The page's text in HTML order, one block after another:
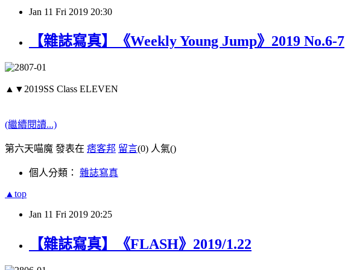
Jan 11 Fri 2019 20:30
【雜誌寫真】《Weekly Young Jump》2019 No.6-7
▲▼2019SS Class ELEVEN
(繼續閱讀...)
第六天喵魔 發表在 痞客邦 留言(0) 人氣()
個人分類： 雜誌寫真
▲top
Jan 11 Fri 2019 20:25
【雜誌寫真】《FLASH》2019/1.22